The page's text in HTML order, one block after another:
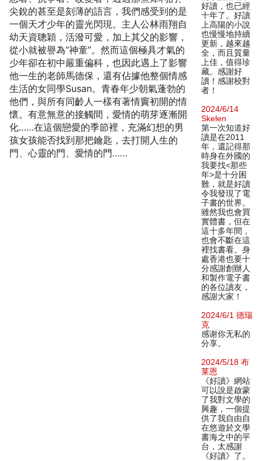
尖銳的甚至是刻薄的語言，我們感受到的是
一個天才少年的靈光閃現。主人公林雨翔自
幼天資聰穎，活潑可愛，加上其父的影響，
從小就被譽為“神童”。然而這個極具才氣的
少年卻在初中嚴重偏科，也因此遇上了影響
他一生的老師馬德保，還有佔據他整個情感
生活的女同學Susan。青春年少朝氣蓬勃的
他們，與所有同齡人一樣有著情竇初開的情
懷。有意無意的接觸間，愛情的萌芽逐漸開
化……在這個戀愛的季節裡，充滿幻想的男
孩女孩能否找到那把鑰匙，去打開人生的
門、心靈的門、愛情的門……
好讀，也已經
十年了。好讀
上高陽的小說
也慢慢地持續
更新，越來越
全，而且質量
上佳，值得珍
藏。感謝好
讀！感謝校對
者！
2024/6/14
Skelen
第一次知道好
讀是在2011
年，還記得那
時身在外國的
我要找<那些
年>是十分困
難，就是好讀
令我發現了電
子書的世界。
雖然我也會買
實體書，但在
這十多年間，
也會不斷在這
裡找書看。身
處香港也要十
分感謝創辦人
和製作電子書
的各位讀友，
感謝大家！
2024/6/1 德瑞
克
感谢你无私的
分享。
2024/5/18 布
莱恩
《好讀》網站
可以說是啟蒙
了我對文學的
興趣，一個提
供了我自由自
在悠遊於文學
書海之中的平
台，太感謝
《好讀》了。